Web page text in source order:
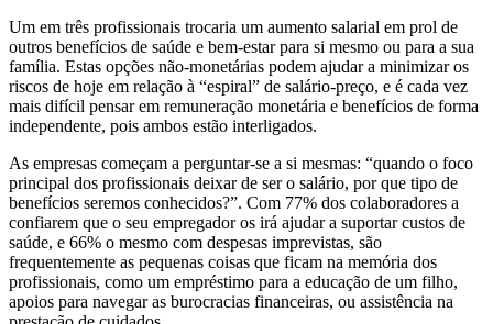
Um em três profissionais trocaria um aumento salarial em prol de
outros benefícios de saúde e bem-estar para si mesmo ou para a sua
família. Estas opções não-monetárias podem ajudar a minimizar os
riscos de hoje em relação à “espiral” de salário-preço, e é cada vez
mais difícil pensar em remuneração monetária e benefícios de forma
independente, pois ambos estão interligados.
As empresas começam a perguntar-se a si mesmas: “quando o foco
principal dos profissionais deixar de ser o salário, por que tipo de
benefícios seremos conhecidos?”. Com 77% dos colaboradores a
confiarem que o seu empregador os irá ajudar a suportar custos de
saúde, e 66% o mesmo com despesas imprevistas, são
frequentemente as pequenas coisas que ficam na memória dos
profissionais, como um empréstimo para a educação de um filho,
apoios para navegar as burocracias financeiras, ou assistência na